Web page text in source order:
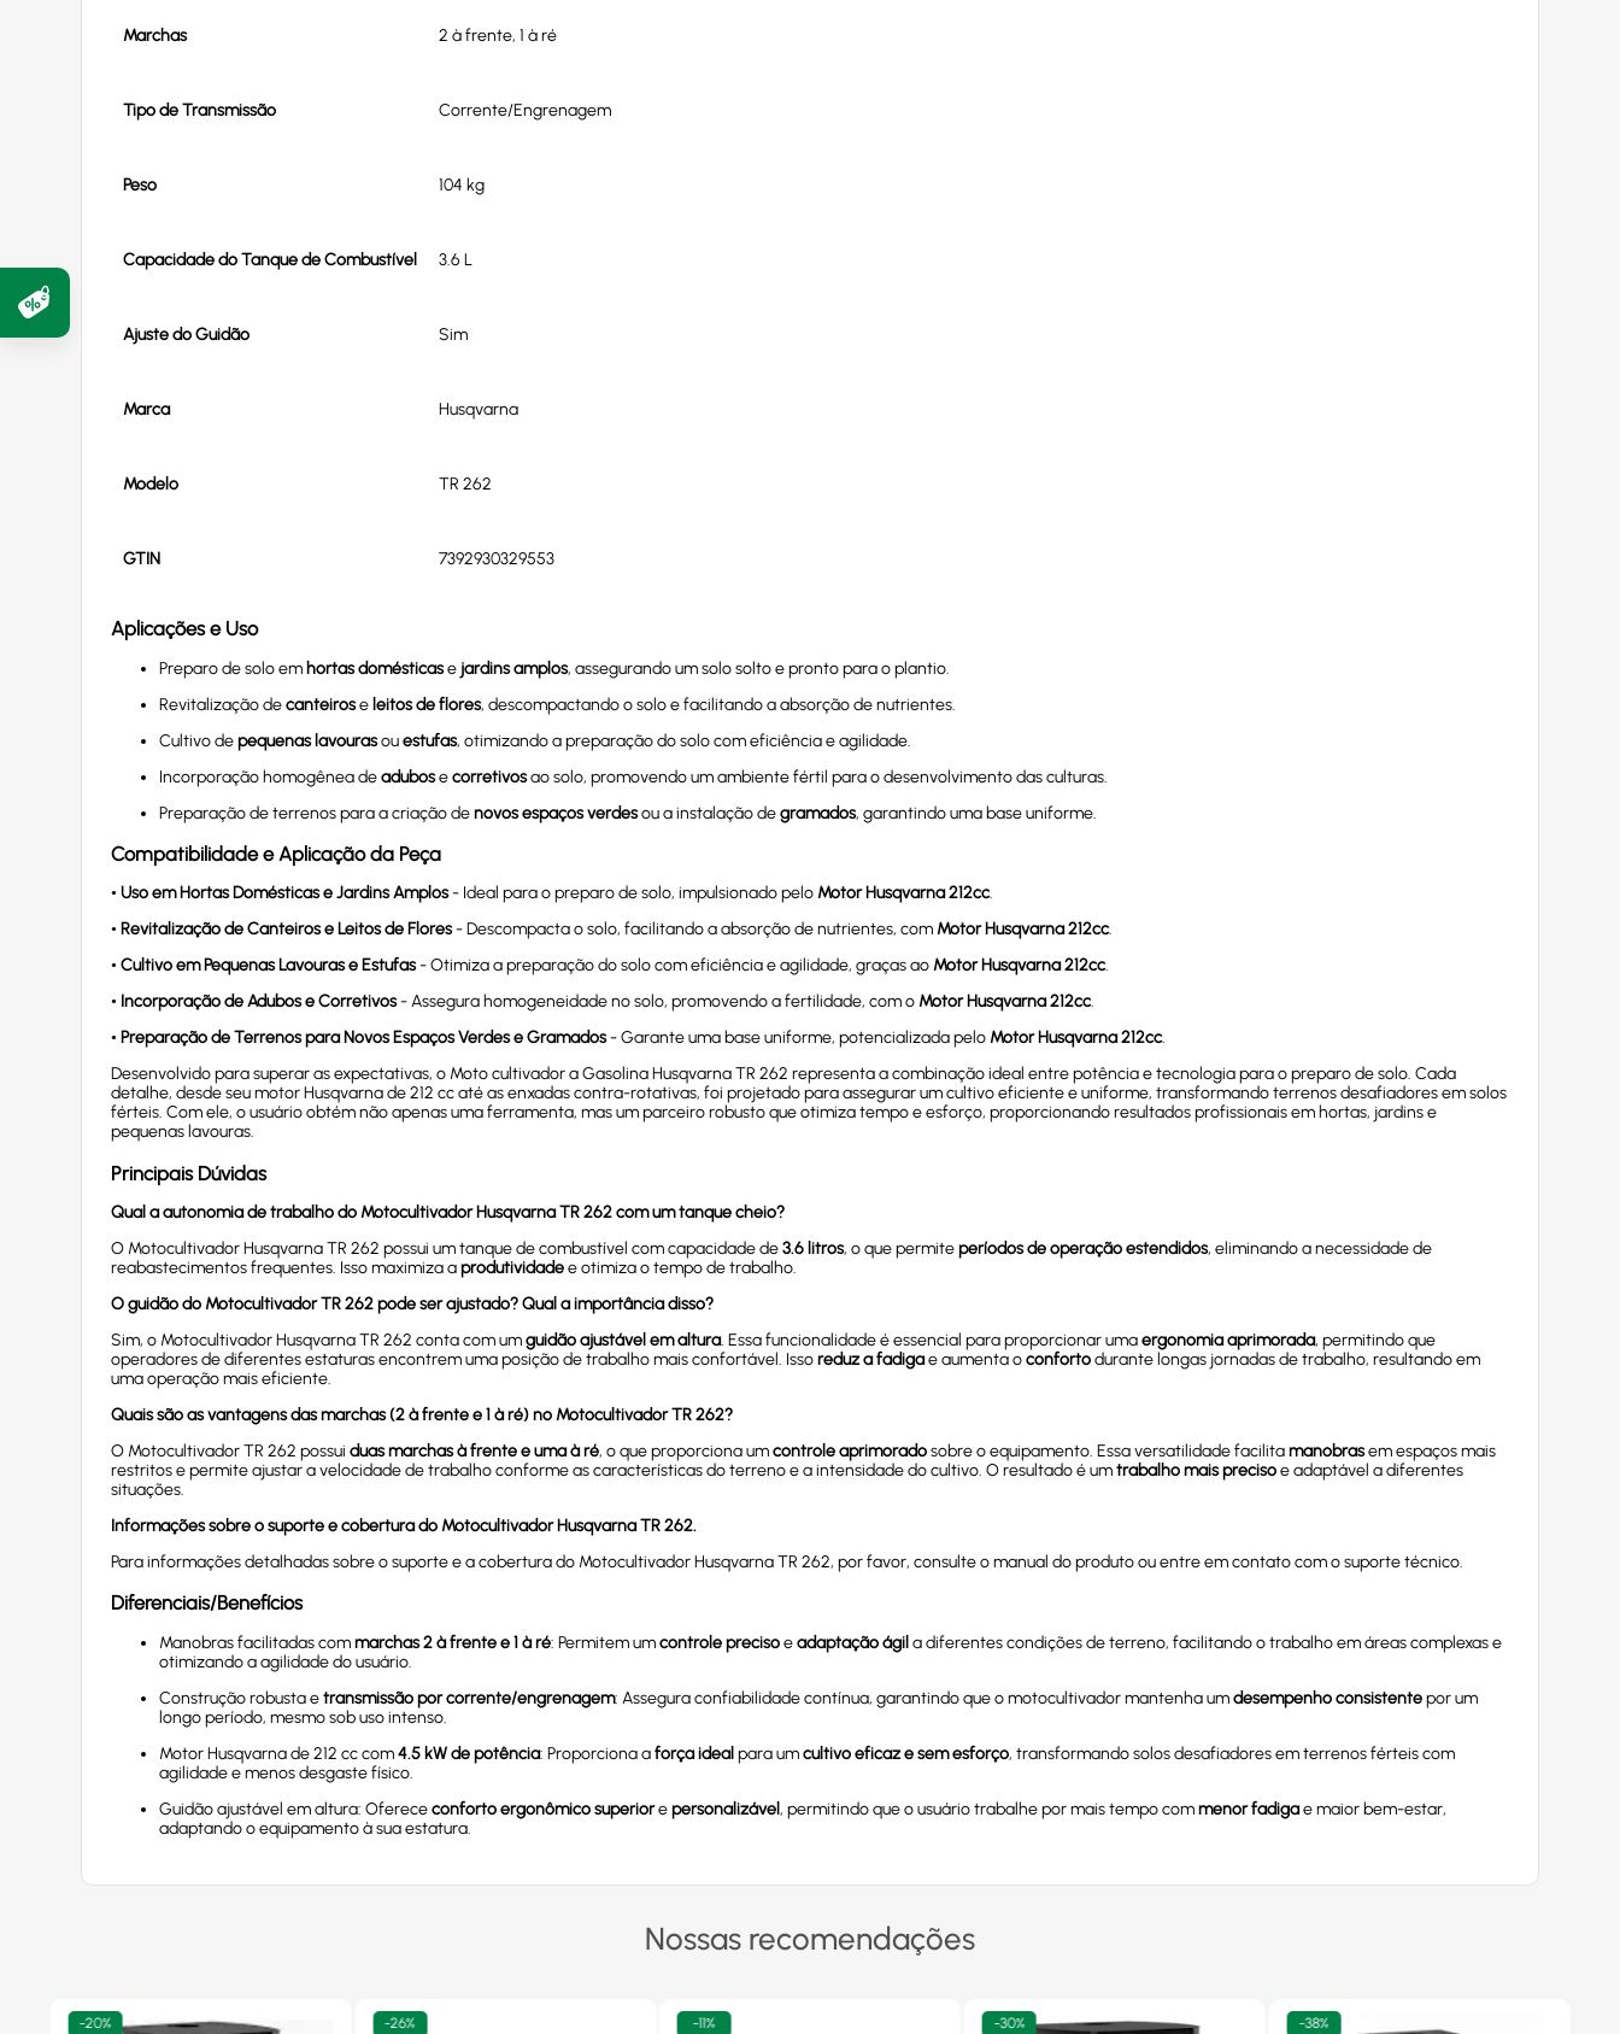
Marchas 2 à frente, 1 à ré
Tipo de Transmissão Corrente/Engrenagem
Peso 104 kg
Capacidade do Tanque de Combustível 3.6 L
Ajuste do Guidão Sim
Marca Husqvarna
Modelo TR 262
GTIN 7392930329553
Aplicações e Uso
Preparo de solo em hortas domésticase jardins amplos, assegurando um solo solto e pronto para o plantio.
Revitalização decanteirose leitos de flores, descompactando o solo e facilitando a absorção de nutrientes.
Cultivo depequenas lavourasouestufas, otimizando a preparação do solo com eficiência e agilidade.
Incorporação homogênea deadubosecorretivosao solo, promovendo um ambiente fértil para o desenvolvimento das culturas.
Preparação de terrenos para a criação denovos espaços verdesou a instalação degramados, garantindo uma base uniforme.
Compatibilidade e Aplicação da Peça
•Uso em Hortas Domésticas e Jardins Amplos- Ideal para o preparo de solo, impulsionado peloMotor Husqvarna 212cc.
•Revitalização de Canteiros e Leitos de Flores- Descompacta o solo, facilitando a absorção de nutrientes, comMotor Husqvarna 212cc.
•Cultivo em Pequenas Lavouras e Estufas- Otimiza a preparação do solo com eficiência e agilidade, graças aoMotor Husqvarna 212cc.
• Incorporação de Adubos e Corretivos- Assegura homogeneidade no solo, promovendo a fertilidade, com oMotor Husqvarna 212cc.
•Preparação de Terrenos para Novos Espaços Verdes e Gramados- Garante uma base uniforme, potencializada peloMotor Husqvarna 212cc.
Desenvolvido para superar as expectativas, o Moto cultivador a Gasolina Husqvarna TR 262 representa a combinação ideal entre potência e tecnologia para o preparo de solo. Cada
detalhe, desde seu motor Husqvarna de 212 cc até as enxadas contra-rotativas, foi projetado para assegurar um cultivo eficiente e uniforme, transformando terrenos desafiadores em solos
férteis. Com ele, o usuário obtém não apenas uma ferramenta, mas um parceiro robusto que otimiza tempo e esforço, proporcionando resultados profissionais em hortas, jardins e
pequenas lavouras.
Principais Dúvidas
Qual a autonomia de trabalho do Motocultivador Husqvarna TR 262 com um tanque cheio?
O Motocultivador Husqvarna TR 262 possui um tanque de combustível com capacidade de3.6 litros, o que permiteperíodos de operação estendidos, eliminando a necessidade de
reabastecimentos frequentes. Isso maximiza aprodutividadee otimiza o tempo de trabalho.
O guidão do Motocultivador TR 262 pode ser ajustado? Qual a importância disso?
Sim, o Motocultivador Husqvarna TR 262 conta com umguidão ajustável em altura. Essa funcionalidade é essencial para proporcionar umaergonomia aprimorada, permitindo que
operadores de diferentes estaturas encontrem uma posição de trabalho mais confortável. Issoreduz a fadigae aumenta oconfortodurante longas jornadas de trabalho, resultando em
uma operação mais eficiente.
Quais são as vantagens das marchas (2 à frente e 1 à ré) no Motocultivador TR 262?
O Motocultivador TR 262 possuiduas marchas à frente e uma à ré, o que proporciona umcontrole aprimoradosobre o equipamento. Essa versatilidade facilitamanobrasem espaços mais
restritos e permite ajustar a velocidade de trabalho conforme as características do terreno e a intensidade do cultivo. O resultado é umtrabalho mais precisoe adaptável a diferentes
situações.
Informações sobre o suporte e cobertura do Motocultivador Husqvarna TR 262.
Para informações detalhadas sobre o suporte e a cobertura do Motocultivador Husqvarna TR 262, por favor, consulte o manual do produto ou entre em contato com o suporte técnico.
Diferenciais/Benefícios
Manobras facilitadas commarchas 2 à frente e 1 à ré: Permitem umcontrole precisoeadaptação ágil a diferentes condições de terreno, facilitando o trabalho em áreas complexas e
otimizando a agilidade do usuário.
Construção robusta etransmissão por corrente/engrenagem: Assegura confiabilidade contínua, garantindo que o motocultivador mantenha umdesempenho consistentepor um
longo período, mesmo sob uso intenso.
Motor Husqvarna de 212 cc com4.5 kW de potência: Proporciona aforça ideal para umcultivo eficaz e sem esforço, transformando solos desafiadores em terrenos férteis com
agilidade e menos desgaste físico.
Guidão ajustável em altura: Oferececonforto ergonômico superiorepersonalizável, permitindo que o usuário trabalhe por mais tempo commenor fadigae maior bem-estar,
adaptando o equipamento à sua estatura.
Nossas recomendações
-20% -26% -11% -30% -38%